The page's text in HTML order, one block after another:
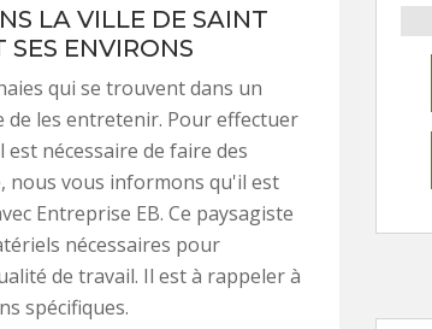
LA VILLE DE SAINT
SES ENVIRONS
qui se trouvent dans un
de les entretenir. Pour effectuer
nécessaire de faire des
nous vous informons qu'il est
Entreprise EB. Ce paysagiste
nécessaires pour
de travail. Il est à rappeler à
spécifiques.